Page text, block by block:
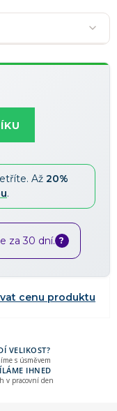
Až 20%
.
za 30 dní. ?
VELIKOST?
s úsměvem
IHNED
v pracovní den